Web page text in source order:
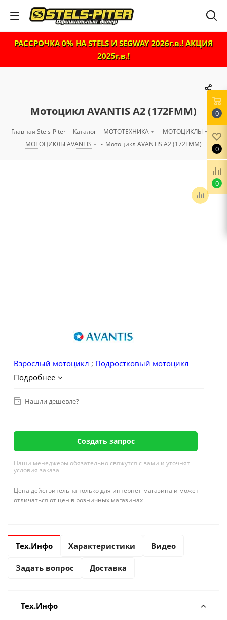
РАССРОЧКА 0% НА STELS И SEGWAY 2026г.в.! АКЦИЯ
2025г.в.!
Мотоцикл AVANTIS A2 (172FMM)
Главная Stels-Piter - Каталог - МОТОТЕХНИКА - МОТОЦИКЛЫ
-
МОТОЦИКЛЫ AVANTIS
- Мотоцикл AVANTIS A2 (172FMM)
Взрослый мотоцикл ; Подростковый мотоцикл
Подробнее
Нашли дешевле?
Создать запрос
Наши менеджеры обязательно свяжутся с вами и уточнят
условия заказа
Цена действительна только для интернет-магазина и может
отличаться от цен в розничных магазинах
Тех.Инфо Характеристики Видео
Задать вопрос Доставка
Тех.Инфо
0
0
0